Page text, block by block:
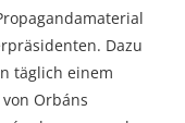
Dazu
täglich einem
Orbáns